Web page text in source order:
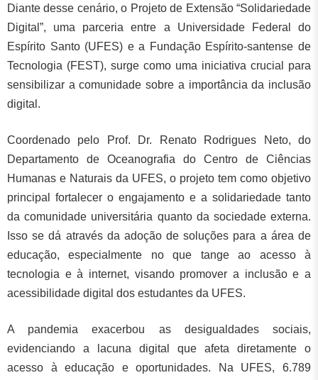
Diante desse cenário, o Projeto de Extensão “Solidariedade
Digital”, uma parceria entre a Universidade Federal do
Espírito Santo (UFES) e a Fundação Espírito-santense de
Tecnologia (FEST), surge como uma iniciativa crucial para
sensibilizar a comunidade sobre a importância da inclusão
digital.
Coordenado pelo Prof. Dr. Renato Rodrigues Neto, do
Departamento de Oceanografia do Centro de Ciências
Humanas e Naturais da UFES, o projeto tem como objetivo
principal fortalecer o engajamento e a solidariedade tanto
da comunidade universitária quanto da sociedade externa.
Isso se dá através da adoção de soluções para a área de
educação, especialmente no que tange ao acesso à
tecnologia e à internet, visando promover a inclusão e a
acessibilidade digital dos estudantes da UFES.
A pandemia exacerbou as desigualdades sociais,
evidenciando a lacuna digital que afeta diretamente o
acesso à educação e oportunidades. Na UFES, 6.789